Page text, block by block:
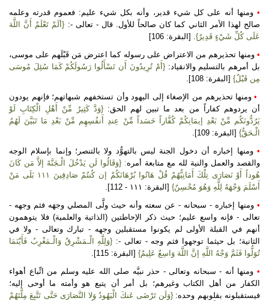
• ومنها أنه على كل شيء قدير، وأنه بكل شيء عليم: فعموم قدرته وعلمه
صالح لهذا الأمر الثاني كما كان صالحاً للأول. قال - تعالى -: {ألَمْ تَعْلَمْ أَنَّ اللَّهَ
عَلَى كُلِّ شَيْءٍ قَدِيرٌ}. [البقرة: 106]
• ومنها تحذيرهم من الاعتراض على رسوله كما اعترض مَن قَبْلَهم على موسى،
بل أمرهم بالتسليم والانقياد:{أَمْ تُرِيدُونَ أَن تَسْأَلُوا رَسُولَكُمْ كَمَا سُئِلَ مُوسَى
مِن قَبْلُ} [البقرة: 108].
•ومنها تحذيرهم من الإصغاء إلى اليهود وأن تستخفهم شبهاتهم؛ فإنهم يودون
أن يردوهم كفاراً من بعد ما تبين لهم الحق:{وَدَّ كَثِيرٌ مِّنْ أَهْلِ الْكِتَابِ لَوْ
يَرُدُّونَكُم مِّنْ بَعْدِ إيمَانِكُمْ كُفَّاراً حَسَداً مِّنْ عِندِ أَنفُسِهِم مِّنْ بَعْدِ مَا تَبَيَّنَ لَهُمُ
الْـحَقُّ} [البقرة: 109].
• ومنها إخباره أن دخول الجنة ليس بالتهوُّد ولا بالتنصر؛ وإنما بإسلام الوجه
والقصد والعمل والنية لله مع متابعة أمره: {وَقَالُوا لَن يَدْخُلَ الْـجَنَّةَ إلاَّ مَن كَانَ
هُوداً أَوْ نَصَارَى تِلْكَ أَمَانِيُّهُمْ قُلْ هَاتُوا بُرْهَانَكُمْ إن كُنتُمْ صَادِقِينَ ١١١ بَلَى مَنْ
أَسْلَمَ وَجْهَهُ لِلَّهِ وَهُوَ مُحْسِنٌ} [البقرة: ١١١ - 112].
• ومنها إخباره - سبحانه - عن سعته وأنه حيث ولَّى المصلي وجهَه فثم وجهه -
تعالى - فإنه واسع عليم؛ حيث ذكر الإحاطتين (الذاتية والعلمية) فلا يتوهمون
أنهم في القبلة الأولى لم يكونوا مستقبلين وجهه - تبارك وتعالى - ولا في
الثانية؛ بل حيثما توجهوا فثم وجه - تعالى -: {وَلِلَّهِ الْـمَشْرِقُ وَالْـمَغْرِبُ فَأَيْنَمَا
تُوَلُّوا فَثَمَّ وَجْهُ اللَّهِ إنَّ اللَّهَ وَاسِعٌ عَلِيمٌ} [البقرة: 115].
• ومنها أنه - سبحانه وتعالى - حذر نبيَّه صلى الله عليه وسلم من اتِّباع أهواء
الكفار من أهل الكتاب وغيرهم؛ بل أمر أن يتبع هو وأمته ما أوحى إليه؛
فيستقبلونه بقلوبهم وحده: {وَلَن تَرْضَى عَنكَ الْيَهُودُ وَلا النَّصَارَى حَتَّى تَتَّبِعَ مِلَّتَهُمْ